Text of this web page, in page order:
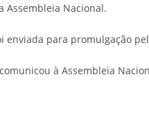
Nacional.
para promulgação
à Assembleia